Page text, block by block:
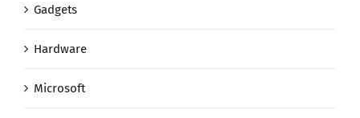
Gadgets
Hardware
Microsoft